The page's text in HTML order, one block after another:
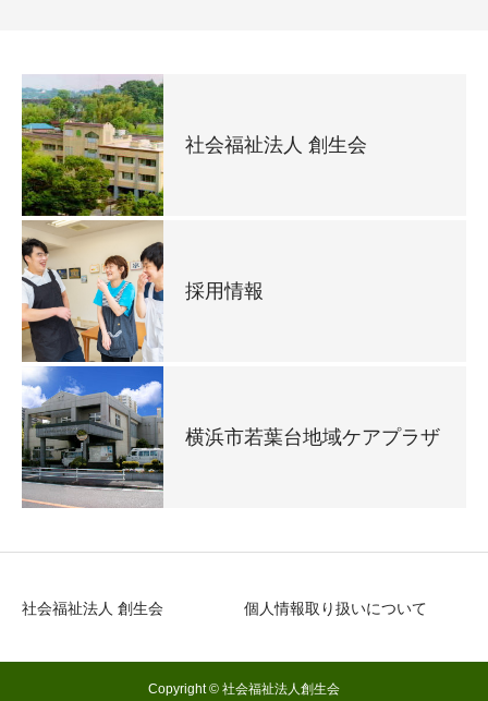
社会福祉法人 創生会
採用情報
横浜市若葉台地域ケアプラザ
社会福祉法人 創生会 個人情報取り扱いについて
Copyright © 社会福祉法人創生会